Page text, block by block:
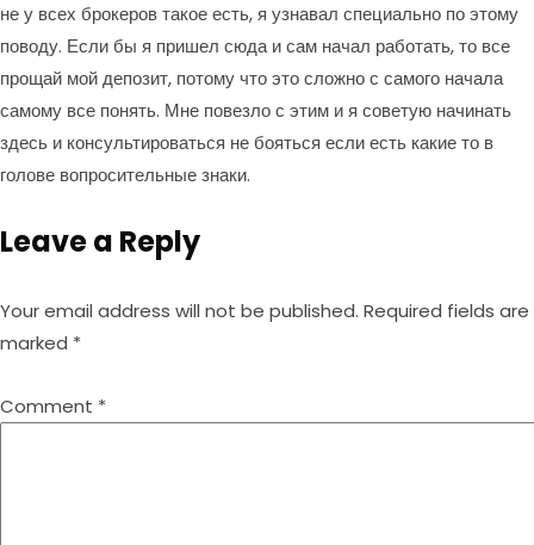
не у всех брокеров такое есть, я узнавал специально по этому
поводу. Если бы я пришел сюда и сам начал работать, то все
прощай мой депозит, потому что это сложно с самого начала
самому все понять. Мне повезло с этим и я советую начинать
здесь и консультироваться не бояться если есть какие то в
голове вопросительные знаки.
Leave a Reply
Your email address will not be published. Required fields are
marked *
Comment *